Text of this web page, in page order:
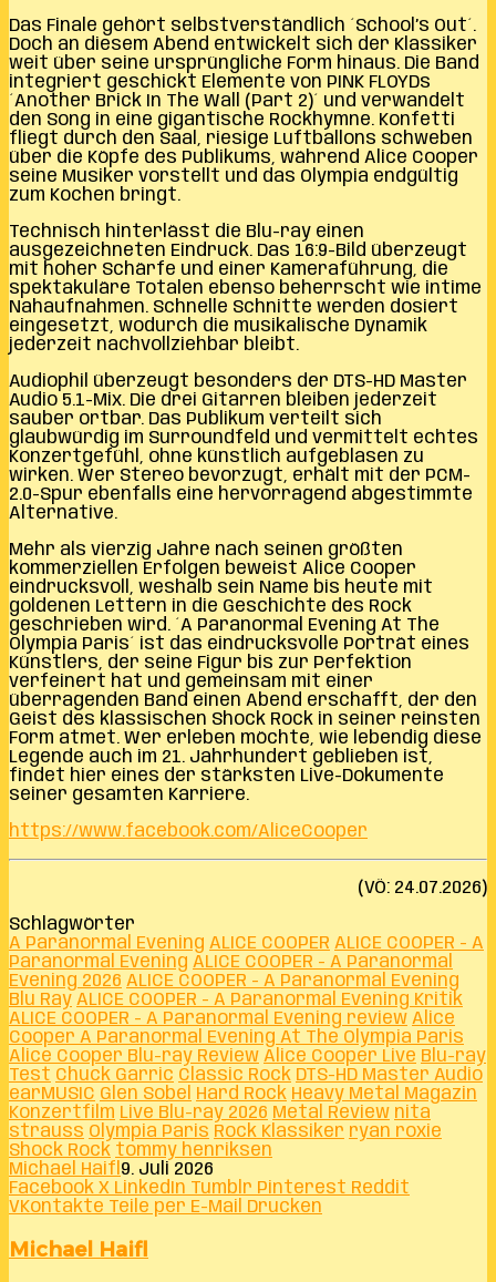
Das Finale gehört selbstverständlich ´School’s Out´.
Doch an diesem Abend entwickelt sich der Klassiker
weit über seine ursprüngliche Form hinaus. Die Band
integriert geschickt Elemente von PINK FLOYDs
´Another Brick In The Wall (Part 2)´ und verwandelt
den Song in eine gigantische Rockhymne. Konfetti
fliegt durch den Saal, riesige Luftballons schweben
über die Köpfe des Publikums, während Alice Cooper
seine Musiker vorstellt und das Olympia endgültig
zum Kochen bringt.
Technisch hinterlässt die Blu-ray einen
ausgezeichneten Eindruck. Das 16:9-Bild überzeugt
mit hoher Schärfe und einer Kameraführung, die
spektakuläre Totalen ebenso beherrscht wie intime
Nahaufnahmen. Schnelle Schnitte werden dosiert
eingesetzt, wodurch die musikalische Dynamik
jederzeit nachvollziehbar bleibt.
Audiophil überzeugt besonders der DTS-HD Master
Audio 5.1-Mix. Die drei Gitarren bleiben jederzeit
sauber ortbar. Das Publikum verteilt sich
glaubwürdig im Surroundfeld und vermittelt echtes
Konzertgefühl, ohne künstlich aufgeblasen zu
wirken. Wer Stereo bevorzugt, erhält mit der PCM-
2.0-Spur ebenfalls eine hervorragend abgestimmte
Alternative.
Mehr als vierzig Jahre nach seinen größten
kommerziellen Erfolgen beweist Alice Cooper
eindrucksvoll, weshalb sein Name bis heute mit
goldenen Lettern in die Geschichte des Rock
geschrieben wird. ´A Paranormal Evening At The
Olympia Paris´ ist das eindrucksvolle Porträt eines
Künstlers, der seine Figur bis zur Perfektion
verfeinert hat und gemeinsam mit einer
überragenden Band einen Abend erschafft, der den
Geist des klassischen Shock Rock in seiner reinsten
Form atmet. Wer erleben möchte, wie lebendig diese
Legende auch im 21. Jahrhundert geblieben ist,
findet hier eines der stärksten Live-Dokumente
seiner gesamten Karriere.
https://www.facebook.com/AliceCooper
(VÖ: 24.07.2026)
Schlagwörter
A Paranormal Evening ALICE COOPER ALICE COOPER - A
Paranormal Evening ALICE COOPER - A Paranormal
Evening 2026 ALICE COOPER - A Paranormal Evening
Blu Ray ALICE COOPER - A Paranormal Evening Kritik
ALICE COOPER - A Paranormal Evening review Alice
Cooper A Paranormal Evening At The Olympia Paris
Alice Cooper Blu-ray Review Alice Cooper Live Blu-ray
Test Chuck Garric Classic Rock DTS-HD Master Audio
earMUSIC Glen Sobel Hard Rock Heavy Metal Magazin
Konzertfilm Live Blu-ray 2026 Metal Review nita
strauss Olympia Paris Rock Klassiker ryan roxie
Shock Rock tommy henriksen
Michael Haifl 9. Juli 2026
Facebook X LinkedIn Tumblr Pinterest Reddit
VKontakte Teile per E-Mail Drucken
Michael Haifl